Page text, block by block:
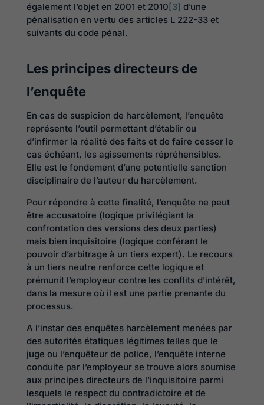
également l’objet en 2001 et 2010[3] d’une
pénalisation en vertu des articles L 222-33 et
suivants du code pénal.
Les principes directeurs de
l’enquête
En cas de suspicion de harcèlement, l’enquête
représente l’outil permettant d’établir ou
d’infirmer la réalité des faits et de faire cesser le
cas échéant, les agissements répréhensibles.
Elle est le fondement d’une potentielle sanction
disciplinaire de l’auteur du harcèlement.
Pour répondre à cette finalité, l’enquête ne peut
être accusatoire (logique privilégiant la
confrontation des versions des deux parties)
mais bien inquisitoire (logique conférant le
pouvoir d’arbitrage à un tiers expert). Le recours
à un tiers neutre renforce cette logique et
prémunit l’employeur contre les conflits d’intérêt,
dans la mesure où il est une partie prenante du
processus.
A l’instar des enquêtes harcèlement menées par
des autorités étatiques légitimes telles que le
juge ou l’enquêteur de police, l’enquête interne
conduite par l’employeur se trouve alors soumise
aux principes directeurs de l’inquisitoire parmi
lesquels le respect du contradictoire et de